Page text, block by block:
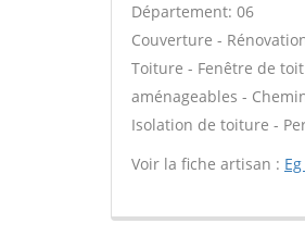
Département: 06
Couverture -
Toiture - Fenêtre de
aménageables -
Isolation de toiture -
Voir la fiche artisan :